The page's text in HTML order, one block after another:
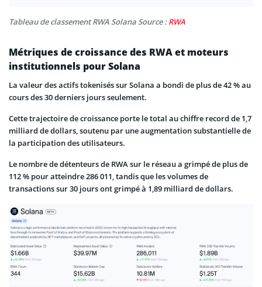
Tableau de classement RWA Solana Source :RWA
Métriques de croissance des RWA et moteurs
institutionnels pour Solana
La valeur des actifs tokenisés sur Solana a bondi de plus de 42 % au
cours des 30 derniers jours seulement.
Cette trajectoire de croissance porte le total au chiffre record de 1,7
milliard de dollars, soutenu par une augmentation substantielle de
la participation des utilisateurs.
Le nombre de détenteurs de RWA sur le réseau a grimpé de plus de
112 % pour atteindre 286 011, tandis que les volumes de
transactions sur 30 jours ont grimpé à 1,89 milliard de dollars.